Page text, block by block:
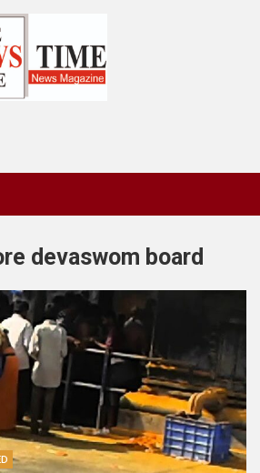
devaswom board